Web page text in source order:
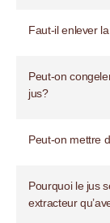
Faut-il enlever
Peut-on
jus?
Peut-on mettre
Pourquoi le jus
extracteur